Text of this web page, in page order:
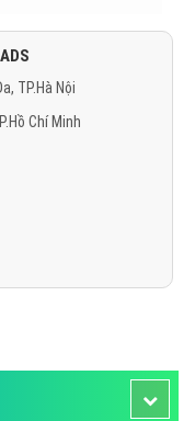
TP.Hà Nội
Chí Minh